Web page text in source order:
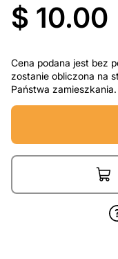
$ 10.00
Cena podana jest bez
zostanie obliczona na
Państwa zamieszkania.